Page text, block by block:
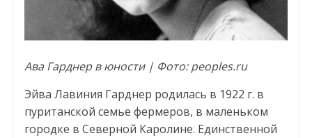
Ава Гарднер в юности | Фото: peoples.ru
Эйва Лавиния Гарднер родилась в 1922 г. в
пуританской семье фермеров, в маленьком
городке в Северной Каролине. Единственной